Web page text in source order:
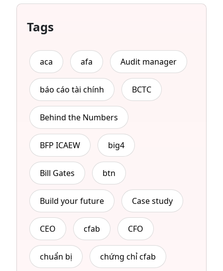
Tags
aca afa Audit manager
báo cáo tài chính BCTC
Behind the Numbers
BFP ICAEW big4
Bill Gates btn
Build your future Case study
CEO cfab CFO
chuẩn bị chứng chỉ cfab